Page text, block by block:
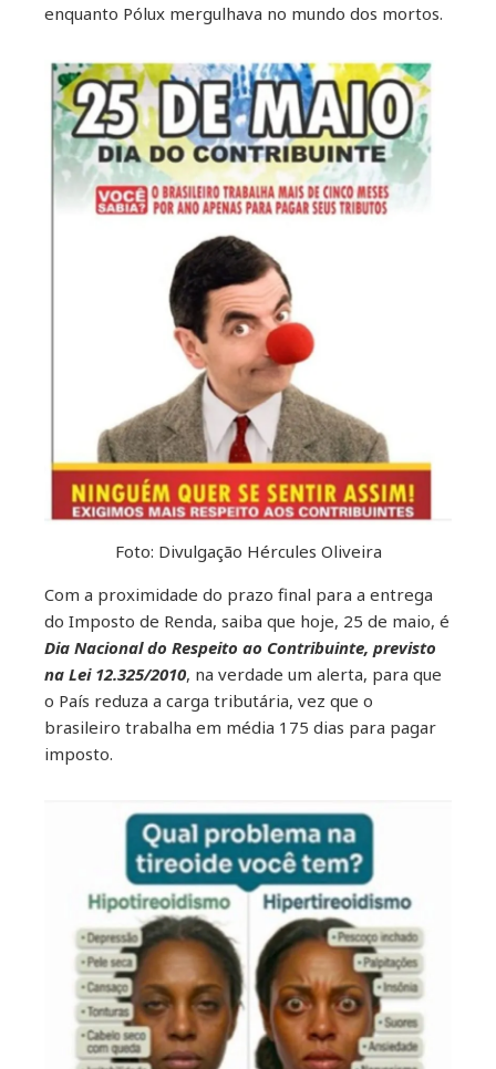
enquanto Pólux mergulhava no mundo dos mortos.
Foto: Divulgação Hércules Oliveira
Com a proximidade do prazo final para a entrega
do Imposto de Renda, saiba que hoje, 25 de maio, é
Dia Nacional do Respeito ao Contribuinte, previsto
na Lei 12.325/2010, na verdade um alerta, para que
o País reduza a carga tributária, vez que o
brasileiro trabalha em média 175 dias para pagar
imposto.